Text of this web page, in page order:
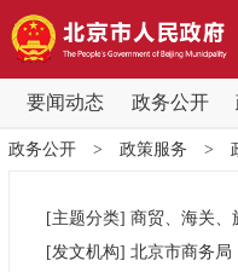
要闻动态 政务公开
要闻动态
党中央精神
北京要闻
政务公开> 政策服务 >
[主题分类] 商贸、海关、
[发文机构] 北京市商务局